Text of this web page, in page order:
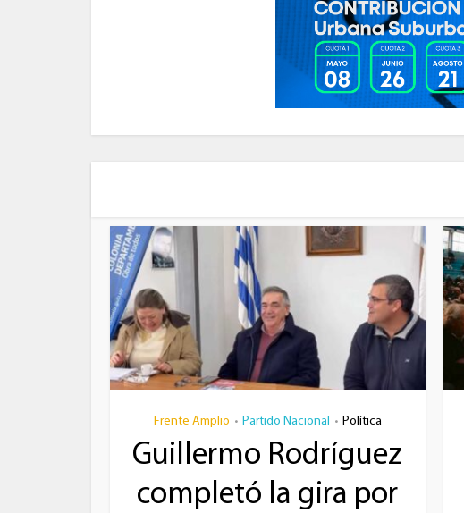
Frente Amplio • Partido Nacional • Política
Guillermo Rodríguez
completó la gira por